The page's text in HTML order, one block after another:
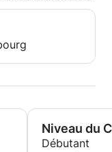
Niveau du
Débutant